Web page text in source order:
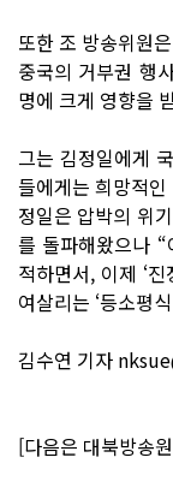
또한 조 방송위원
중국의 거부권 행
명에 크게 영향을
그는 김정일에게
들에게는 희망적
정일은 압박의 위
를 돌파해왔으나
적하면서, 이제 ‘
여살리는 ‘등소평
김수연 기자
[다음은 대북방송